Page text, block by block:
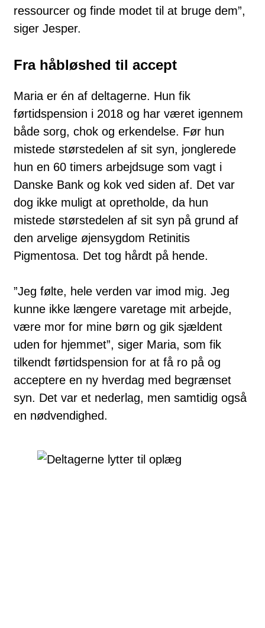
ressourcer og finde modet til at bruge dem”,
siger Jesper.
Fra håbløshed til accept
Maria er én af deltagerne. Hun fik
førtidspension i 2018 og har været igennem
både sorg, chok og erkendelse. Før hun
mistede størstedelen af sit syn, jonglerede
hun en 60 timers arbejdsuge som vagt i
Danske Bank og kok ved siden af. Det var
dog ikke muligt at opretholde, da hun
mistede størstedelen af sit syn på grund af
den arvelige øjensygdom Retinitis
Pigmentosa. Det tog hårdt på hende.
”Jeg følte, hele verden var imod mig. Jeg
kunne ikke længere varetage mit arbejde,
være mor for mine børn og gik sjældent
uden for hjemmet”, siger Maria, som fik
tilkendt førtidspension for at få ro på og
acceptere en ny hverdag med begrænset
syn. Det var et nederlag, men samtidig også
en nødvendighed.